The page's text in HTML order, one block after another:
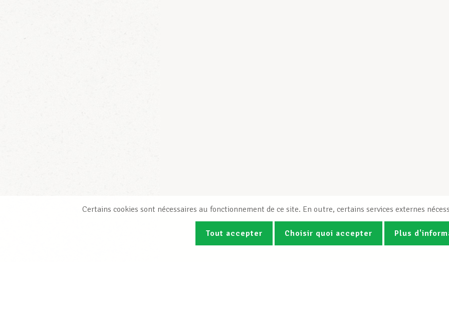
Certains cookies sont nécessaires au fonctionnement de ce site. En outre, certains services externes
Tout accepter Choisir quoi accepter Plus